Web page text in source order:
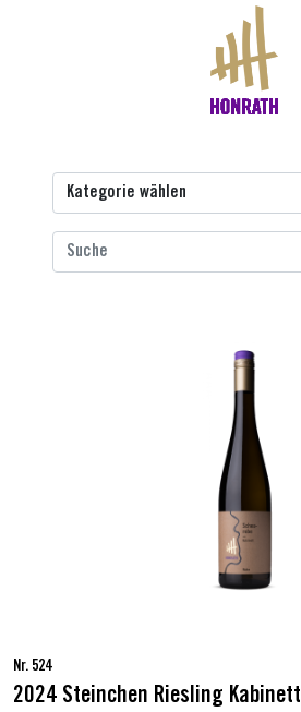
Nr. 524
2024 Steinchen Riesling Kabinett